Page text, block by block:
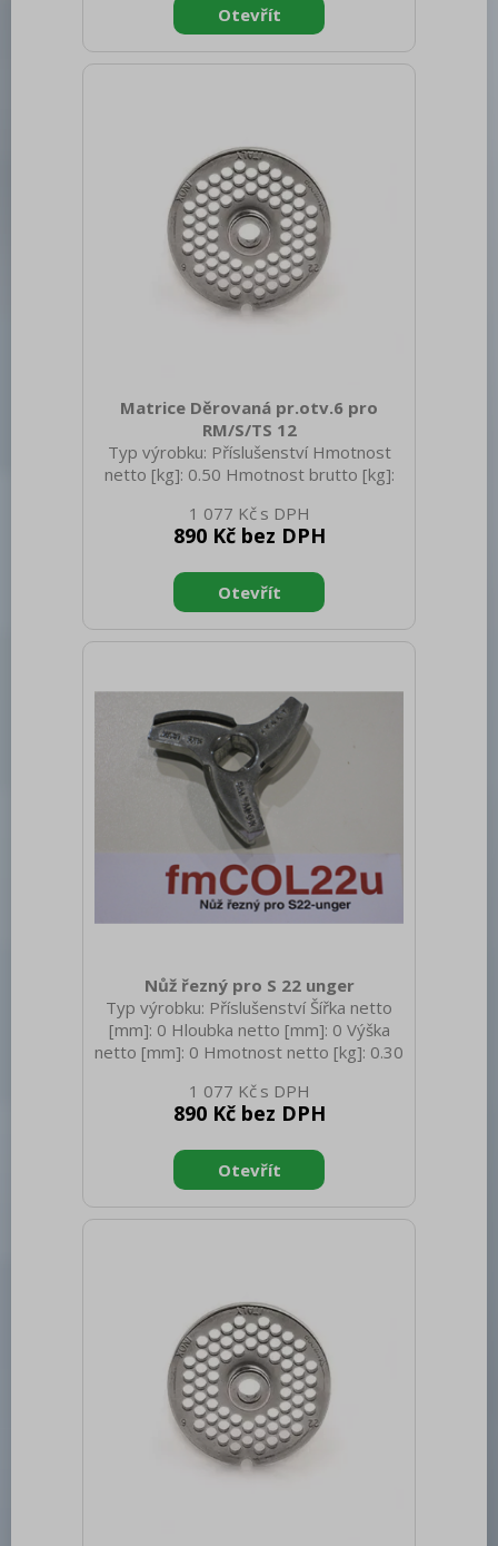
Matrice Děrovaná pr.otv.6 pro
RM/S/TS 12
Typ výrobku: Příslušenství Hmotnost
netto [kg]: 0.50 Hmotnost brutto [kg]:
1 077 Kč
890 Kč bez DPH
Nůž řezný pro S 22 unger
Typ výrobku: Příslušenství Šířka netto
[mm]: 0 Hloubka netto [mm]: 0 Výška
netto [mm]: 0 Hmotnost netto [kg]: 0.30
1 077 Kč
890 Kč bez DPH